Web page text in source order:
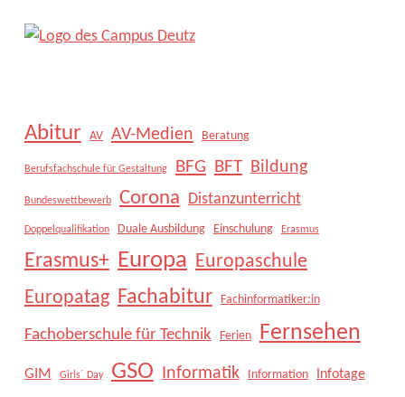
Abitur AV AV-Medien Beratung
Berufsfachschule für Gestaltung BFG BFT Bildung
Bundeswettbewerb Corona Distanzunterricht
Doppelqualifikation Duale Ausbildung Einschulung Erasmus
Erasmus+ Europa Europaschule
Europatag Fachabitur Fachinformatiker:in
Fachoberschule für Technik Ferien Fernsehen
GIM Girls´ Day GSO Informatik Information Infotage